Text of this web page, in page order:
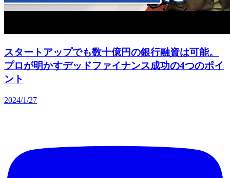
スタートアップでも数十億円の銀行融資は可能。
プロが明かすデッドファイナンス成功の4つのポイ
ント
2024/1/27